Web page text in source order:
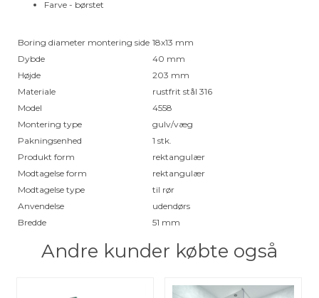
Farve - børstet
Boring diameter montering side 18x13 mm
Dybde
40 mm
Højde
203 mm
Materiale
rustfrit stål 316
Model
4558
Montering type
gulv/væg
Pakningsenhed
1 stk.
Produkt form
rektangulær
Modtagelse form
rektangulær
Modtagelse type
til rør
Anvendelse
udendørs
Bredde
51 mm
Andre kunder købte også